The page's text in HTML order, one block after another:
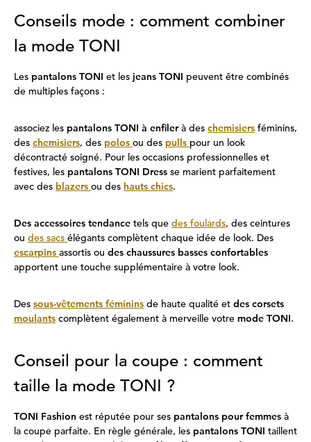
Conseils mode : comment combiner
la mode TONI
Les pantalons TONI et les jeans TONI peuvent être combinés
de multiples façons :
associez les pantalons TONI à enfilerà des chemisiers féminins,
des chemisiers, des polos ou des pulls pour un look
décontracté soigné. Pour les occasions professionnelles et
festives, les pantalons TONI Dress se marient parfaitement
avec des blazers ou des hauts chics.
Des accessoires tendance tels que des foulards, des ceintures
ou des sacs élégants complètent chaque idée de look. Des
escarpins assortis ou des chaussures basses confortables
apportent une touche supplémentaire à votre look.
Des sous-vêtements féminins de haute qualité et des corsets
moulants complètent également à merveille votre mode TONI.
Conseil pour la coupe : comment
taille la mode TONI ?
TONI Fashion est réputée pour ses pantalons pour femmes à
la coupe parfaite. En règle générale, les pantalons TONI taillent